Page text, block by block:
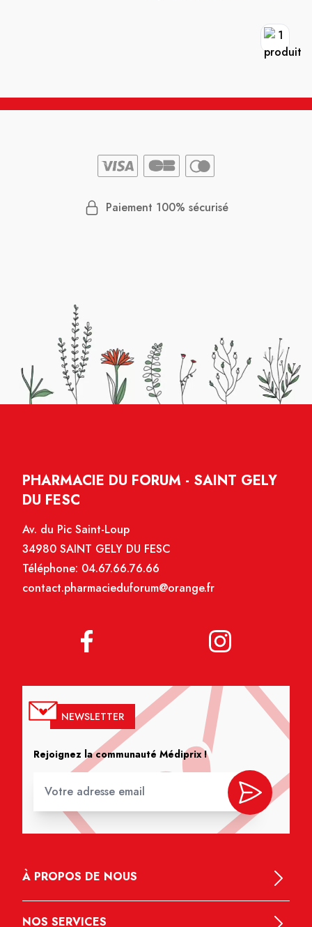
Paiement 100% sécurisé
PHARMACIE DU FORUM - SAINT GELY
DU FESC
Av. du Pic Saint-Loup
34980 SAINT GELY DU FESC
Téléphone: 04.67.66.76.66
contact.pharmacieduforum@orange.fr
NEWSLETTER
Rejoignez la communauté Médiprix !
À PROPOS DE NOUS
NOS SERVICES